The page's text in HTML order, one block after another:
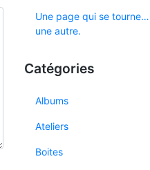
Une page qui se
une autre.
Catégories
Albums
Ateliers
Boites